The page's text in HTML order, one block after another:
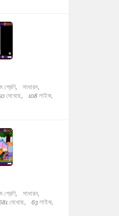
শ্রেণি,
সাধারন,
দেখেছে,
108 লাইক,
শ্রেণি,
সাধারন,
দেখেছে,
63 লাইক,